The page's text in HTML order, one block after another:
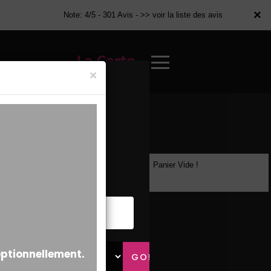
×
Note: 4/5 - 301 Avis - >> voir la liste des avis
La Carte
×
Panier Vide !
×